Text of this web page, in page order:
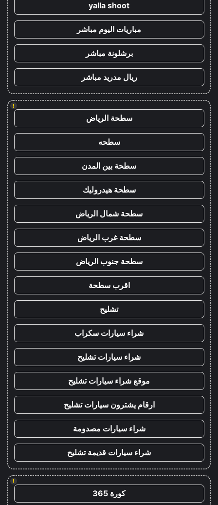
yalla shoot
مباريات اليوم مباشر
برشلونة مباشر
ريال مدريد مباشر
!
سطحة الرياض
سطحه
سطحة بين المدن
سطحة هيدروليك
سطحة شمال الرياض
سطحة غرب الرياض
سطحة جنوب الرياض
اقرب سطحة
تشليح
شراء سيارات سكراب
شراء سيارات تشليح
موقع شراء سيارات تشليح
ارقام يشترون سيارات تشليح
شراء سيارات مصدومة
شراء سيارات قديمة تشليح
!
كورة 365